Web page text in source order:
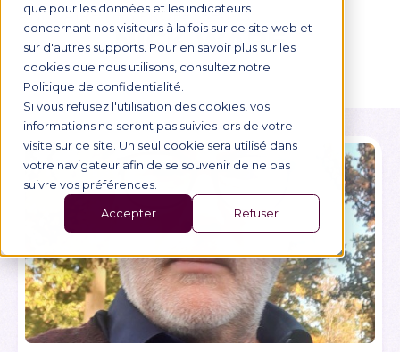
que pour les données et les indicateurs
concernant nos visiteurs à la fois sur ce site web et
sur d'autres supports. Pour en savoir plus sur les
cookies que nous utilisons, consultez notre
Politique de confidentialité.
Si vous refusez l'utilisation des cookies, vos
informations ne seront pas suivies lors de votre
visite sur ce site. Un seul cookie sera utilisé dans
votre navigateur afin de se souvenir de ne pas
suivre vos préférences.
Accepter Refuser
ANNUAIRE DES PROFESSEURS
NICK WARE